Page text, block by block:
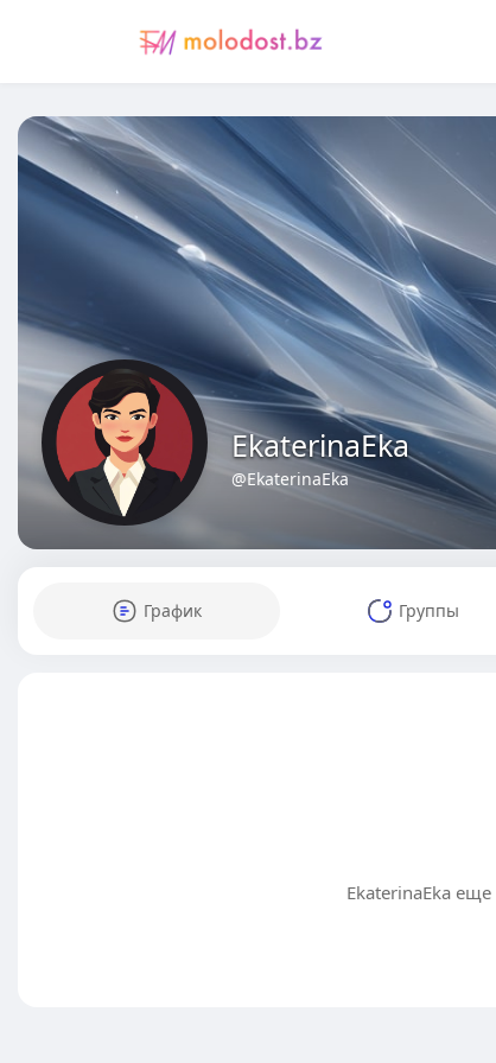
EkaterinaEka
@EkaterinaEka
График Группы
EkaterinaEka